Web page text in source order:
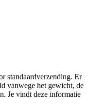
standaardverzending. Er
vanwege het gewicht, de
Je vindt deze informatie